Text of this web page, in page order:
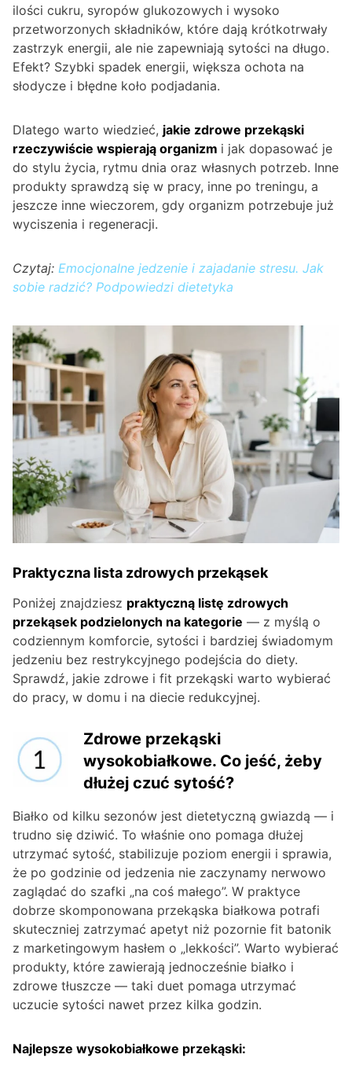
ilości cukru, syropów glukozowych i wysoko
przetworzonych składników, które dają krótkotrwały
zastrzyk energii, ale nie zapewniają sytości na długo.
Efekt? Szybki spadek energii, większa ochota na
słodycze i błędne koło podjadania.
Dlatego warto wiedzieć, jakie zdrowe przekąski
rzeczywiście wspierają organizm i jak dopasować je
do stylu życia, rytmu dnia oraz własnych potrzeb. Inne
produkty sprawdzą się w pracy, inne po treningu, a
jeszcze inne wieczorem, gdy organizm potrzebuje już
wyciszenia i regeneracji.
Czytaj: Emocjonalne jedzenie i zajadanie stresu. Jak
sobie radzić? Podpowiedzi dietetyka
Praktyczna lista zdrowych przekąsek
Poniżej znajdziesz praktyczną listę zdrowych
przekąsek podzielonych na kategorie — z myślą o
codziennym komforcie, sytości i bardziej świadomym
jedzeniu bez restrykcyjnego podejścia do diety.
Sprawdź, jakie zdrowe i fit przekąski warto wybierać
do pracy, w domu i na diecie redukcyjnej.
Zdrowe przekąski
wysokobiałkowe. Co jeść, żeby
dłużej czuć sytość?
Białko od kilku sezonów jest dietetyczną gwiazdą — i
trudno się dziwić. To właśnie ono pomaga dłużej
utrzymać sytość, stabilizuje poziom energii i sprawia,
że po godzinie od jedzenia nie zaczynamy nerwowo
zaglądać do szafki „na coś małego”. W praktyce
dobrze skomponowana przekąska białkowa potrafi
skuteczniej zatrzymać apetyt niż pozornie fit batonik
z marketingowym hasłem o „lekkości”. Warto wybierać
produkty, które zawierają jednocześnie białko i
zdrowe tłuszcze — taki duet pomaga utrzymać
uczucie sytości nawet przez kilka godzin.
Najlepsze wysokobiałkowe przekąski: